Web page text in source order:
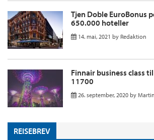
Tjen Doble EuroBonus
650.000 hoteller
14. mai, 2021 by Redaktion
Finnair business class
11700
26. september, 2020 by Martin
REISEBREV